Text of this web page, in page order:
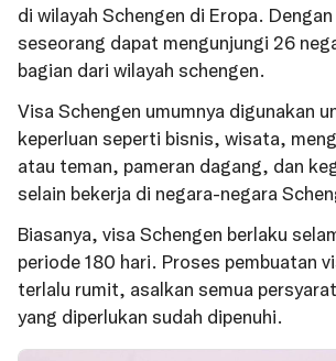
di wilayah Schengen di Eropa.
seseorang dapat mengunjungi 26
bagian dari wilayah schengen.
Visa Schengen umumnya digunakan
keperluan seperti bisnis, wisata,
atau teman, pameran dagang, dan
selain bekerja di negara-negara
Biasanya, visa Schengen berlaku
periode 180 hari. Proses pembuatan
terlalu rumit, asalkan semua
yang diperlukan sudah dipenuhi.